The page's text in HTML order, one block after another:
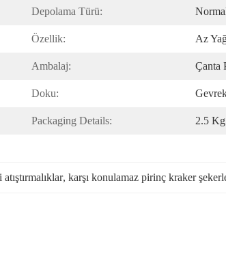
Depolama Türü:
Özellik: Az
Ambalaj: Çanta
Doku:
Packaging Details: 2.5
, karşı konulamaz pirinç kraker